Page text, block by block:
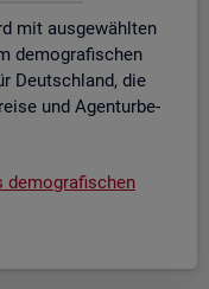
mit aus­ge­wähl­ten
de­mo­gra­fi­schen
Deutsch­land, die
und Agen­tur­be­
de­mo­gra­fi­schen